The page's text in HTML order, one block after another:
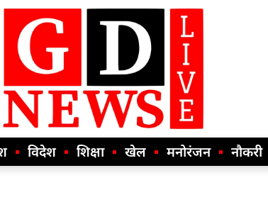
विदेश शिक्षा खेल मनोरंजन नौकरी